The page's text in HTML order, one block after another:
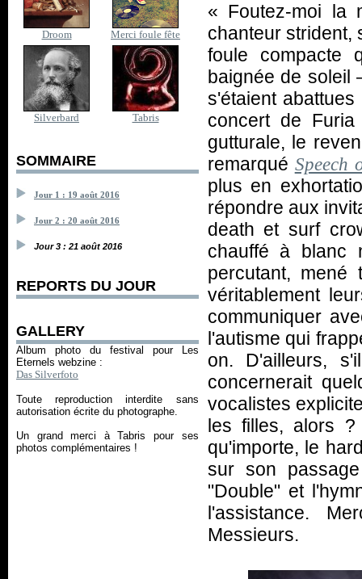
Droom Merci foule fête
Silverbard Tabris
SOMMAIRE
Jour 1 : 19 août 2016
Jour 2 : 20 août 2016
Jour 3 : 21 août 2016
REPORTS DU JOUR
GALLERY
Album photo du festival pour Les
Eternels webzine :
Das Silverfoto
Toute reproduction interdite sans
autorisation écrite du photographe.
Un grand merci à Tabris pour ses
photos complémentaires !
« Foutez-moi
chanteur strident,
foule compacte
baignée de soleil
s'étaient
concert de
gutturale, le
remarqué Speech
plus en
répondre aux
death et surf
chauffé à blanc
percutant, mené
véritablement
communiquer
l'autisme qui
on. D'ailleurs,
concernerait
vocalistes
les filles, alors
qu'importe, le
sur son
"Double" et
l'assistance.
Messieurs.